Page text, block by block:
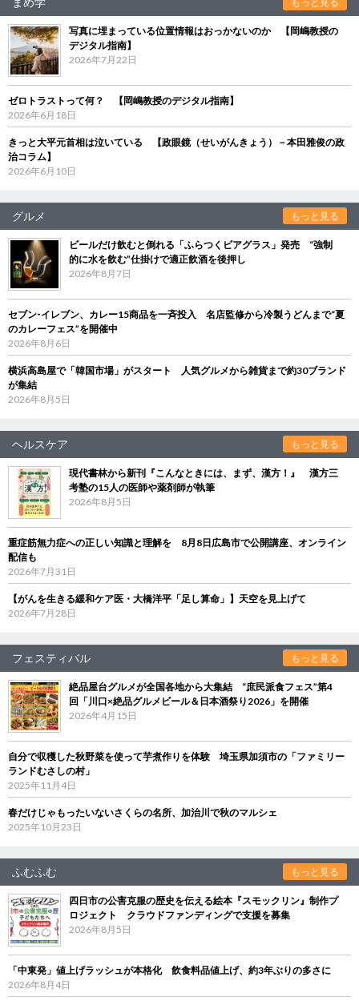
写真に埋まっている位置情報はおっかないのか 【岡嶋教授の
デジタル指南】
2026年7月22日
ゼロトラストって何？ 【岡嶋教授のデジタル指南】
2026年6月18日
きっと大平元首相は泣いている 【政眼鏡（せいがんきょう）－本田雅俊の政
治コラム】
2026年6月10日
グルメ もっと見る
ビールだけ飲むと倒れる「ふらつくビアグラス」発売 “強制
的に水を飲む”仕掛けで適正飲酒を後押し
2026年8月7日
セブン‐イレブン、カレー15商品を一斉投入 名店監修から冷製うどんまで“夏
のカレーフェス”を開催中
2026年8月6日
横浜高島屋で「韓国市場」がスタート 人気グルメから雑貨まで約30ブランド
が集結
2026年8月5日
ヘルスケア もっと見る
現代書林から新刊『こんなときには、まず、漢方！』 漢方三
考塾の15人の医師や薬剤師が執筆
2026年8月5日
重症筋無力症への正しい知識と理解を 8月8日広島市で公開講座、オンライン
配信も
2026年7月31日
【がんを生きる緩和ケア医・大橋洋平「足し算命」】天空を見上げて
2026年7月28日
フェスティバル もっと見る
絶品屋台グルメが全国各地から大集結 “庶民派食フェス”第4
回「川口×絶品グルメビール＆日本酒祭り2026」を開催
2026年4月15日
自分で収穫した秋野菜を使って芋煮作りを体験 埼玉県加須市の「ファミリー
ランドむさしの村」
2025年11月4日
春だけじゃもったいないさくらの名所、加治川で秋のマルシェ
2025年10月23日
ふむふむ もっと見る
四日市の公害克服の歴史を伝える絵本『スモックリン』制作プ
ロジェクト クラウドファンディングで支援を募集
2026年8月5日
「中東発」値上げラッシュが本格化 飲食料品値上げ、約3年ぶりの多さに
2026年8月4日